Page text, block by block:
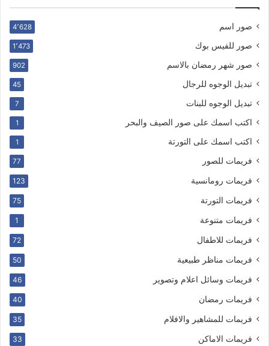
صور اسم 4٬628
صور للفيس بوك 1٬473
صور شهر رمضان بالاسم 902
تبديل الوجوه للرجال 45
تبديل الوجوه للبنات 7
اكتب اسمك على صور الصيف والبحر 1
اكتب اسمك على التورتة 1
فريمات للصور 77
فريمات رومانسية 123
فريمات التورتة 75
فريمات متنوعة 1
فريمات للاطفال 72
فريمات مناظر طبيعية 50
فريمات وسائل اعلام وتصوير 46
فريمات رمضان 40
فريمات للمشاهير والافلام 35
فريمات الاماكن 33